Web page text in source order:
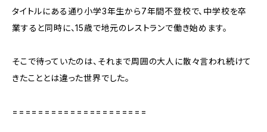
タイトルにある通り小学3年生から7年間不登校で、中学校を卒
業すると同時に、15歳で地元のレストランで働き始めます。
そこで待っていたのは、それまで周囲の大人に散々言われ続けて
きたこととは違った世界でした。
=====================